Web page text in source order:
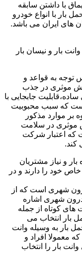
با داشتن سابقه
حمل بار با انواع خودرو
های ایران می باشد.
بار و نیسان بار
توجه به قواعد و
موثری در جذب
جابجایی با
که سبب محبوبیت
بر موارد مذکور
موثری در سلامت
که اعتبار شرکت
کند.
بار و نیاز مشتریان
خود را دارند و در
شهری است که از
شهری اشاره
کوتاه از جمله
بار انتخاب می
بار به وسیله وانت
معمولا افراد و
بار را انتخاب